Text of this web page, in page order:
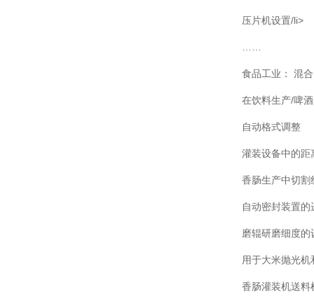
压片机设置/li>
食品工业： 混
在饮料生产/啤
自动格式调整
灌装设备中的距
香肠生产中切割
自动密封装置的
磨辊研磨细度的
用于大米抛光
香肠灌装机送料